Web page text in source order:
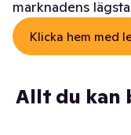
marknadens
Klicka hem med
Allt du kan